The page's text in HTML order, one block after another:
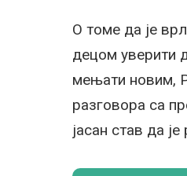
О томе да је
децом уверити
мењати новим,
разговора са
јасан став да